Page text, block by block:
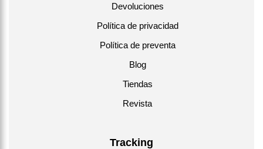
Devoluciones
Política de privacidad
Política de preventa
Blog
Tiendas
Revista
Tracking